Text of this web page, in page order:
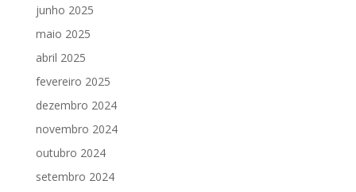
junho 2025
maio 2025
abril 2025
fevereiro 2025
dezembro 2024
novembro 2024
outubro 2024
setembro 2024